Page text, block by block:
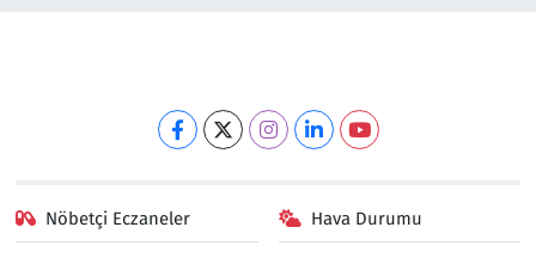
Nöbetçi Eczaneler Hava Durumu